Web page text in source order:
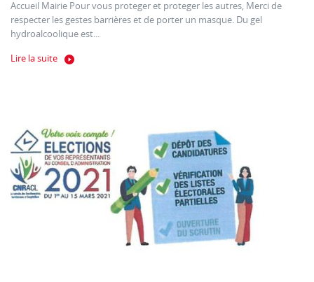
Accueil Mairie Pour vous proteger et proteger les autres, Merci de
respecter les gestes barrières et de porter un masque. Du gel
hydroalcoolique est...
Lire la suite